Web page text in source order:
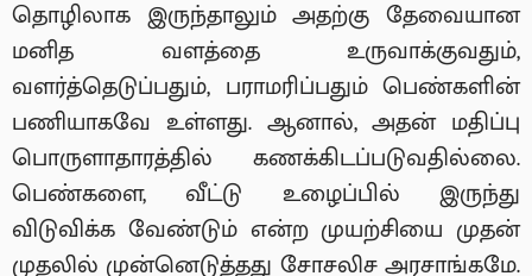
தொழிலாக இருந்தாலும் அதற்கு தேவையான
மனித வளத்தை உருவாக்குவதும்,
வளர்த்தெடுப்பதும், பராமரிப்பதும் பெண்களின்
பணியாகவே உள்ளது. ஆனால், அதன் மதிப்பு
பொருளாதாரத்தில் கணக்கிடப்படுவதில்லை.
பெண்களை, வீட்டு உழைப்பில் இருந்து
விடுவிக்க வேண்டும் என்ற முயற்சியை முதன்
முதலில் முன்னெடுத்தது சோசலிச அரசாங்கமே.